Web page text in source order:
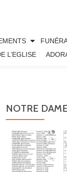
L’EGLISE
NOTRE